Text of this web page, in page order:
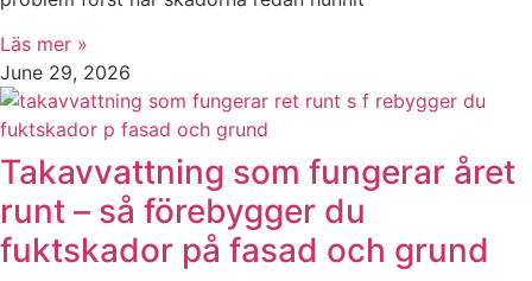
Läs mer »
June 29, 2026
Takavvattning som fungerar året
runt – så förebygger du
fuktskador på fasad och grund